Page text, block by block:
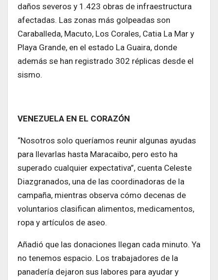
daños severos y 1.423 obras de infraestructura
afectadas. Las zonas más golpeadas son
Caraballeda, Macuto, Los Corales, Catia La Mar y
Playa Grande, en el estado La Guaira, donde
además se han registrado 302 réplicas desde el
sismo.
VENEZUELA EN EL CORAZÓN
“Nosotros solo queríamos reunir algunas ayudas
para llevarlas hasta Maracaibo, pero esto ha
superado cualquier expectativa”, cuenta Celeste
Diazgranados, una de las coordinadoras de la
campaña, mientras observa cómo decenas de
voluntarios clasifican alimentos, medicamentos,
ropa y artículos de aseo.
Añadió que las donaciones llegan cada minuto. Ya
no tenemos espacio. Los trabajadores de la
panadería dejaron sus labores para ayudar y